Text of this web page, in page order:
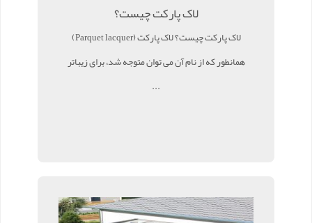
لاک پارکت چیست؟
لاک پارکت چیست؟ لاک پارکت (Parquet lacquer)
همانطور که از نام آن می توان متوجه شد، برای زیباتر
...